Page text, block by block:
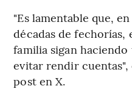
"Es lamentable que,
décadas de fechorías,
familia sigan
evitar rendir
post en X.